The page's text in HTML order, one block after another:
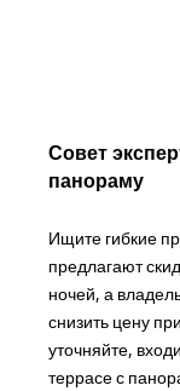
Совет
панораму
Ищите гибкие
предлагают
ночей, а
снизить цену
уточняйте,
террасе с